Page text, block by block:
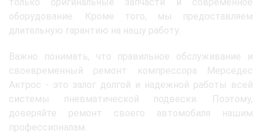
оборудование. Кроме того, мы предоставляем
длительную гарантию на нашу работу.
Важно понимать, что правильное обслуживание и
своевременный ремонт компрессора Мерседес
Актрос - это залог долгой и надежной работы всей
системы пневматической подвески. Поэтому,
доверяйте ремонт своего автомобиля нашим
профессионалам.